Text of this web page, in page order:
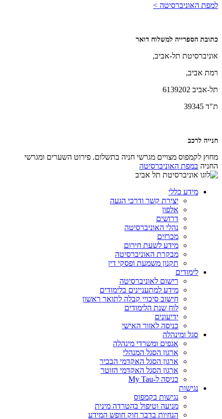
למפת האוניברסיטה >
כתובת הספרייה למשלוח דואר
אוניברסיטת תל-אביב,
רמת אביב,
תל-אביב 6139202
ת"ד 39345
חנייה לרכב
מחוץ לקמפוס מצויים מגרשי חניה בתשלום. פירוט השערים ומגרשי
החניה במפת האוניברסיטה
מידע כללי
יצירת קשר ודרכי הגעה
אלפון
דרושים
נהלי האוניברסיטה
מכרזים
מידע לשעת חירום
מבקרת האוניברסיטה
תקנון משמעת ופסקי דין
לימודים
רישום לאוניברסיטה
מידע למתעניינים בלימודים
חישוב סיכויי קבלה לתואר ראשון
לוח שנת הלימודים
ידיעונים
כניסה לאזור האישי
סגל ומינהלה
אגפים ומשרדי מינהלה
ארגון הסגל המנהלי
ארגון הסגל האקדמי הבכיר
ארגון הסגל האקדמי הזוטר
כניסה ל-My Tau
נגישות
נגישות בקמפוס
מניעה וטיפול בהטרדה מינית
הנחיות בדבר חוק חופש המידע